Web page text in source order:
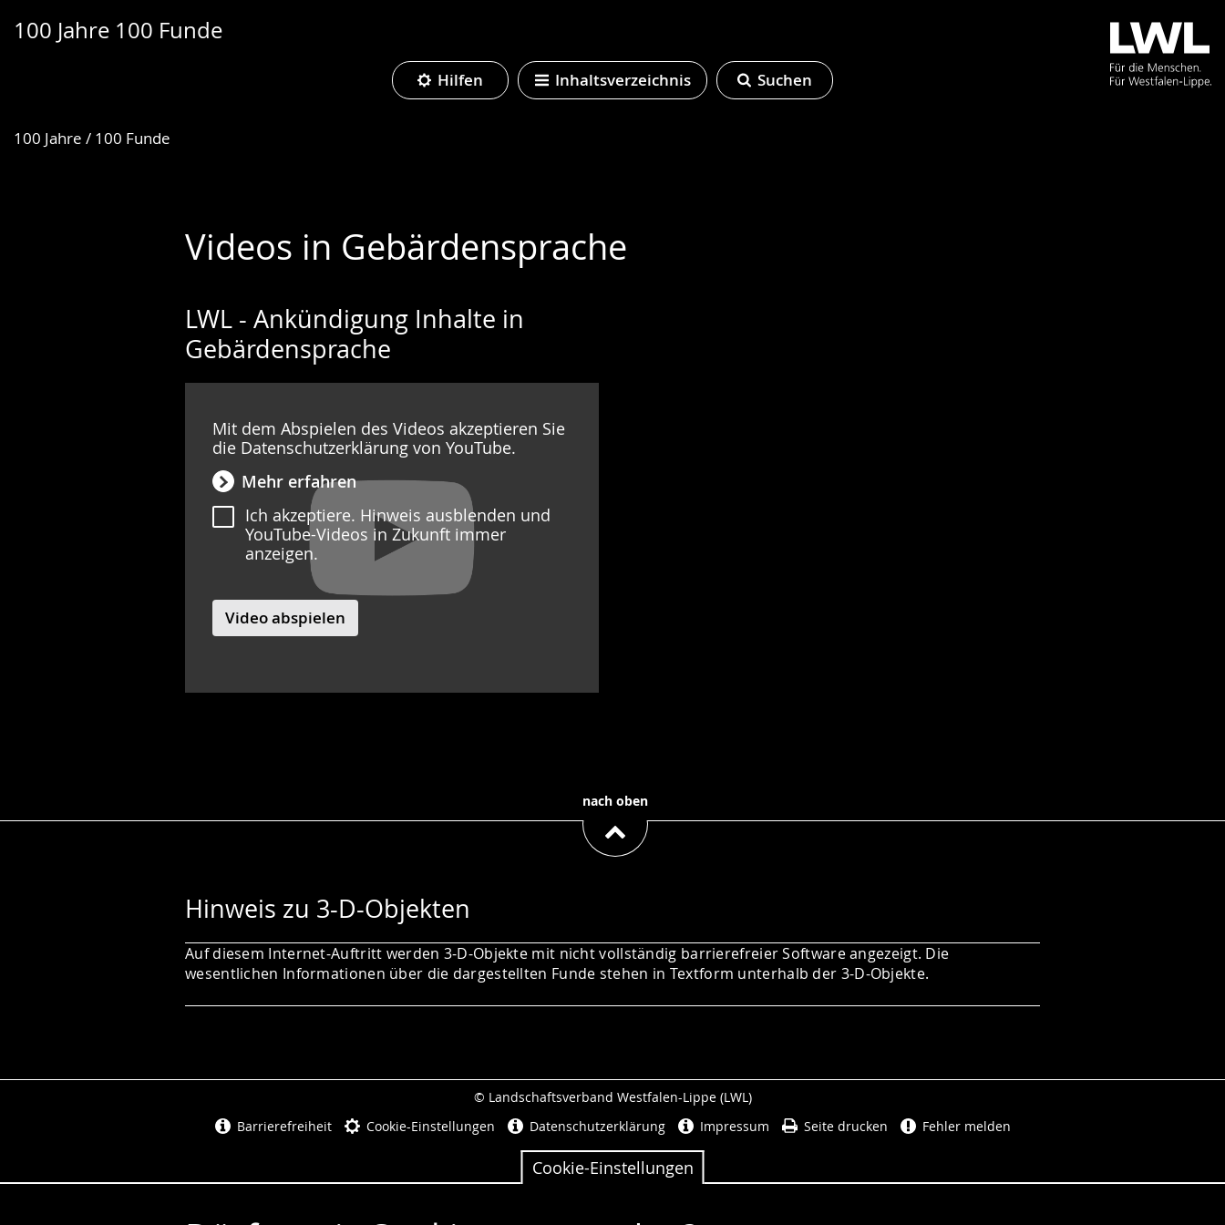
Transkript anzeigen
Abspielen
Pausieren
100 Jahre 100 Funde
Inhaltsverzeichnis
Hilfen Suchen
Cookie-Einstellungen
100 Jahre / 100 Funde
Videos in Gebärdensprache
LWL - Ankündigung Inhalte in
Gebärdensprache
Mit dem Abspielen des Videos akzeptieren Sie
die Datenschutzerklärung von YouTube.
Mehr erfahren
Ich akzeptiere. Hinweis ausblenden und
YouTube-Videos in Zukunft immer
anzeigen.
Video abspielen
nach oben
Hinweis zu 3-D-Objekten
Auf diesem Internet-Auftritt werden 3-D-Objekte mit nicht vollständig barrierefreier Software angezeigt. Die
wesentlichen Informationen über die dargestellten Funde stehen in Textform unterhalb der 3-D-Objekte.
© Landschaftsverband Westfalen-Lippe (LWL)
Barrierefreiheit Cookie-Einstellungen Datenschutzerklärung Impressum Seite drucken Fehler melden